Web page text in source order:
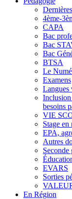
4ème-
CAPA
Bac
Bac
Bac
BTSA
Le
Examens
Langues
Inclusion
besoins
VIE
Stage
EPA,
Autres
Seconde
EVARS
Sorties
En Région